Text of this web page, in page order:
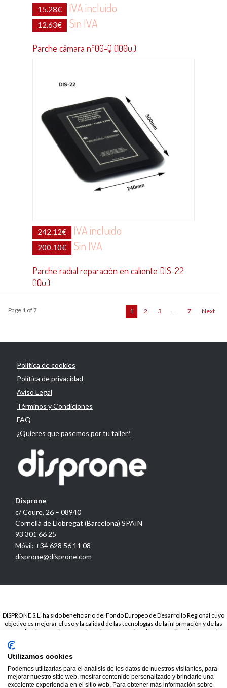
15.28€ IVA incluido
12.63€ Sin IVA
Parche cámara nº00-Q (100u.)
242.12€ IVA incluido
200.10€ Sin IVA
Parche radial reparación en caliente DIS-22
(10u.)
Page 1 of 7 1 2 3 … 7 Next
Política de cookies
Política de privacidad
Aviso Legal
Términos y Condiciones
FAQ
¿Quieres que pasemos por tu taller?
Disprone
c/ Coure, 26 – 08940
Cornellà de Llobregat (Barcelona) SPAIN
93 301 66 25
Móvil: +34 628 56 11 08
disprone@disprone.com
DISPRONE S.L. ha sido beneficiario del Fondo Europeo de Desarrollo Regional cuyo
objetivo es mejorar el uso y la calidad de las tecnologías de la información y de las
comunicaciones y el acceso a las mismas y gracias a la Presencia web a través de
página propia.. Esta acción ha tenido lugar en el periodo de TICCámaras 2018. Para
ello ha contado con el apoyo del programa TICCámaras de la Cámara de Barcelona.
Utilizamos cookies
Podemos utilizarlas para el análisis de los datos de nuestros visitantes, para
mejorar nuestro sitio web, mostrar contenido personalizado y brindarle una
excelente experiencia en el sitio web. Para obtener más información sobre